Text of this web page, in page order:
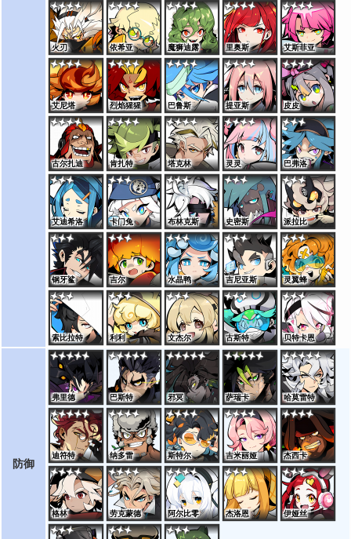
火刃 依希亚 魔狮迪露 里奥斯 艾斯菲亚
艾尼塔 烈焰猩猩 巴鲁斯 提亚斯 皮皮
古尔扎迪 肯扎特 塔克林 灵灵 巴弗洛
艾迪希洛 卡门兔 布林克斯 史密斯 派拉比
钢牙鲨 吉尔 水晶鸭 吉尼亚斯 灵翼蜂
索比拉特 利利 文杰尔 古斯特 贝特卡恩
防御
弗里德 巴斯特 邪冥 萨瑞卡 哈莫雷特
迪符特 纳多雷 斯特尔 吉米丽娅 杰西卡
格林 劳克蒙德 阿尔比零 杰洛恩 伊娅丝